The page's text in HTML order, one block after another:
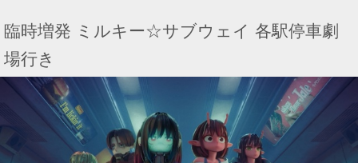
臨時増発 ミルキー☆サブウェイ 各駅停車劇
場行き